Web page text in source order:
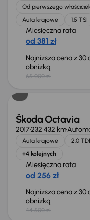
Od pierwszego
Auta krajowe
1.5 TSI
Miesięczna rata
od 381 zł
Najniższa cena z 30
obniżką
65 000 zł
Taniej o 1 500 zł
Škoda Octavia
2017232 432 km
Auta krajowe 2.0 TDI
+4 kolejnych
Miesięczna rata
od 256 zł
Najniższa cena z 30
obniżką
44 500 zł
Taniej o 700 zł